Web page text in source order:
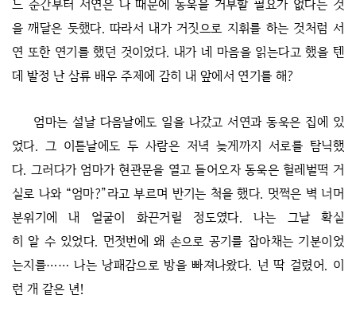
느 순간부터 서연은 나 때문에 동욱을 거부할 필요가 없다는 것
을 깨달은 듯했다. 따라서 내가 거짓으로 지휘를 하는 것처럼 서
연 또한 연기를 했던 것이었다. 내가 네 마음을 읽는다고 했을 텐
데 발정 난 삼류 배우 주제에 감히 내 앞에서 연기를 해?
엄마는 설날 다음날에도 일을 나갔고 서연과 동욱은 집에 있
었다. 그 이튿날에도 두 사람은 저녁 늦게까지 서로를 탐닉했
다. 그러다가 엄마가 현관문을 열고 들어오자 동욱은 헐레벌떡 거
실로 나와 “엄마?”라고 부르며 반기는 척을 했다. 멋쩍은 벽 너머
분위기에 내 얼굴이 화끈거릴 정도였다. 나는 그날 확실
히 알 수 있었다. 먼젓번에 왜 손으로 공기를 잡아채는 기분이었
는지를…… 나는 낭패감으로 방을 빠져나왔다. 넌 딱 걸렸어. 이
런 개 같은 년!